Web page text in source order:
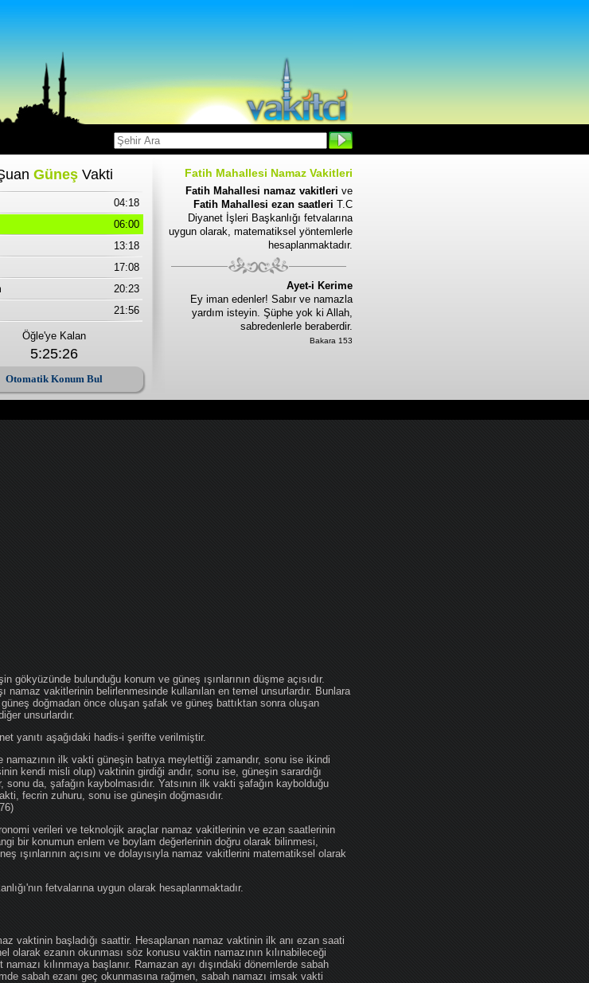
GüneşVakti
04:18
06:00
13:18
17:08
20:23
21:56
Öğle'ye Kalan
5:25:26
Otomatik Konum Bul
Fatih Mahallesi Namaz Vakitleri
Fatih Mahallesi namaz vakitleri ve
Fatih Mahallesi ezan saatleri T.C
Diyanet İşleri Başkanlığı fetvalarına
uygun olarak, matematiksel yöntemlerle
hesaplanmaktadır.
Ayet-i Kerime
Ey iman edenler! Sabır ve namazla
yardım isteyin. Şüphe yok ki Allah,
sabredenlerle beraberdir.
Bakara 153
bulunduğu konum ve güneş ışınlarının düşme açısıdır.
namaz vakitlerinin belirlenmesinde kullanılan en temel unsurlardır. Bunlara
güneş doğmadan önce oluşan şafak ve güneş battıktan sonra oluşan
unsurlardır.
yanıtı aşağıdaki hadis-i şerifte verilmiştir.
namazının ilk vakti güneşin batıya meylettiği zamandır, sonu ise ikindi
kendi misli olup) vaktinin girdiği andır, sonu ise, güneşin sarardığı
sonu da, şafağın kaybolmasıdır. Yatsının ilk vakti şafağın kaybolduğu
fecrin zuhuru, sonu ise güneşin doğmasıdır.
verileri ve teknolojik araçlar namaz vakitlerinin ve ezan saatlerinin
bir konumun enlem ve boylam değerlerinin doğru olarak bilinmesi,
ışınlarının açısını ve dolayısıyla namaz vakitlerini matematiksel olarak
fetvalarına uygun olarak hesaplanmaktadır.
vaktinin başladığı saattir. Hesaplanan namaz vaktinin ilk anı ezan saati
ezanın okunması söz konusu vaktin namazının kılınabileceği
kılınmaya başlanır. Ramazan ayı dışındaki dönemlerde sabah
sabah ezanı geç okunmasına rağmen, sabah namazı imsak vakti